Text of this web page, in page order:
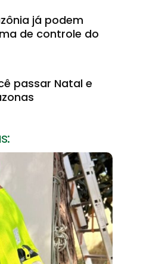
já podem
de controle do
passar Natal e